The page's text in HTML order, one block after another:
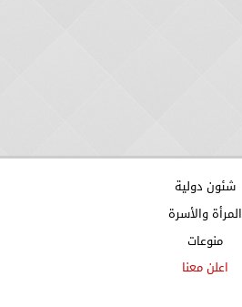
شئون دولية
المرأة والأسرة
منوعات
اعلن معنا